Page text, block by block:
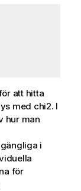
att hitta
med chi2. I
hur man
i
för